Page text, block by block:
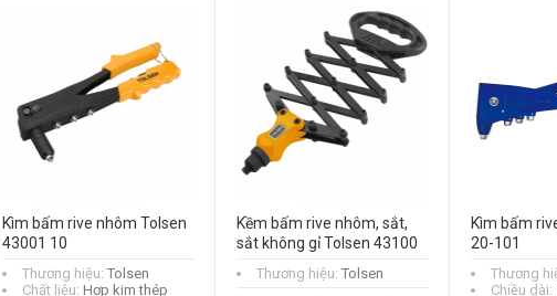
165.000đ
Kìm bấm rive nhôm Tolsen
43001 10
Thương hiệu: Tolsen
Chất liệu: Hợp kim thép
Kềm bấm rive nhôm, sắt,
sắt không gỉ Tolsen 43100
Thương hiệu: Tolsen
Kìm bấm
20-101
Thương
Chiều dài: